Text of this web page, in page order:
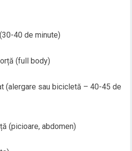
40 de minute)
(full body)
(alergare sau bicicletă – 40-45 de
(picioare, abdomen)